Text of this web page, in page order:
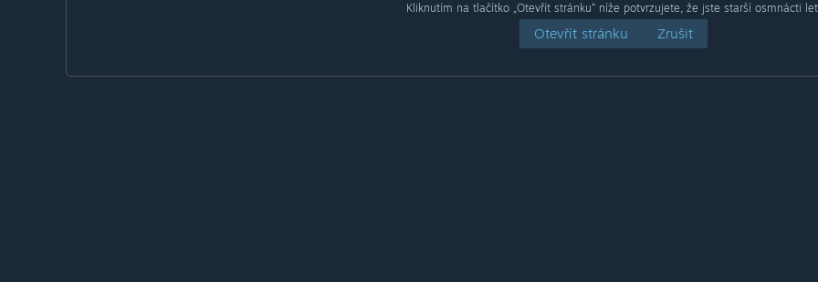
Kliknutím na tlačítko „Otevřít stránku“ níže potvrzujete, že jste starší osmnácti
Otevřít stránku Zrušit